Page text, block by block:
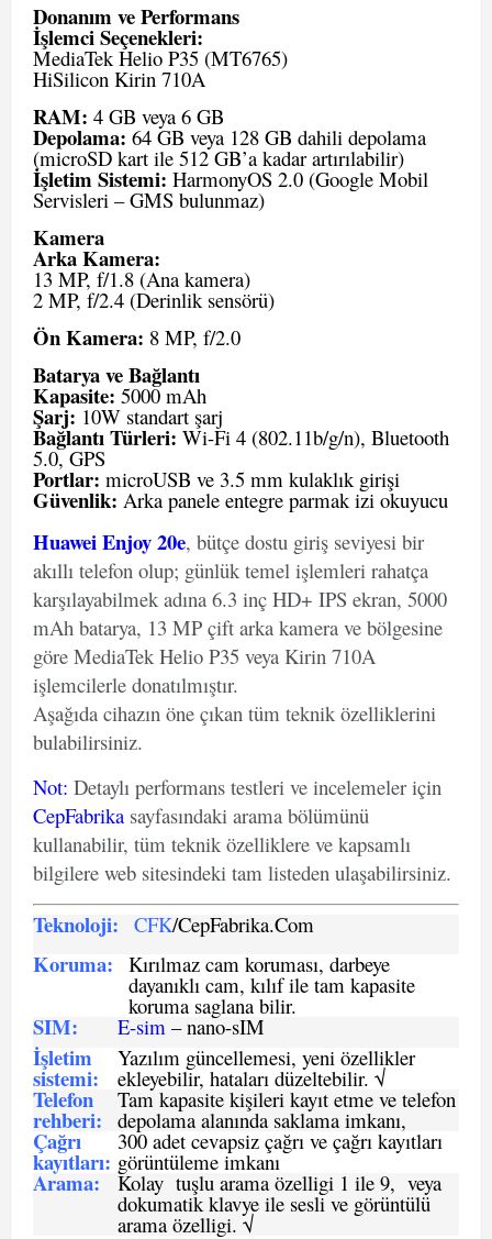
Donanım ve Performans
İşlemci Seçenekleri:
MediaTek Helio P35 (MT6765)
HiSilicon Kirin 710A
RAM: 4 GB veya 6 GB
Depolama: 64 GB veya 128 GB dahili depolama
(microSD kart ile 512 GB’a kadar artırılabilir)
İşletim Sistemi: HarmonyOS 2.0 (Google Mobil
Servisleri – GMS bulunmaz)
Kamera
Arka Kamera:
13 MP, f/1.8 (Ana kamera)
2 MP, f/2.4 (Derinlik sensörü)
Ön Kamera: 8 MP, f/2.0
Batarya ve Bağlantı
Kapasite: 5000 mAh
Şarj: 10W standart şarj
Bağlantı Türleri: Wi-Fi 4 (802.11b/g/n), Bluetooth
5.0, GPS
Portlar: microUSB ve 3.5 mm kulaklık girişi
Güvenlik: Arka panele entegre parmak izi okuyucu
Huawei Enjoy 20e, bütçe dostu giriş seviyesi bir
akıllı telefon olup; günlük temel işlemleri rahatça
karşılayabilmek adına 6.3 inç HD+ IPS ekran, 5000
mAh batarya, 13 MP çift arka kamera ve bölgesine
göre MediaTek Helio P35 veya Kirin 710A
işlemcilerle donatılmıştır.
Aşağıda cihazın öne çıkan tüm teknik özelliklerini
bulabilirsiniz.
Not: Detaylı performans testleri ve incelemeler için
CepFabrika sayfasındaki arama bölümünü
kullanabilir, tüm teknik özelliklere ve kapsamlı
bilgilere web sitesindeki tam listeden ulaşabilirsiniz.
Teknoloji: CFK/CepFabrika.Com
Koruma: Kırılmaz cam koruması, darbeye
dayanıklı cam, kılıf ile tam kapasite
koruma saglana bilir.
SIM: E-sim – nano-sIM
İşletim
sistemi:
Yazılım güncellemesi, yeni özellikler
ekleyebilir, hataları düzeltebilir. √
Telefon
rehberi:
Tam kapasite kişileri kayıt etme ve telefon
depolama alanında saklama imkanı,
Çağrı
kayıtları:
300 adet cevapsiz çağrı ve çağrı kayıtları
görüntüleme imkanı
Arama: Kolay tuşlu arama özelligi 1 ile 9, veya
dokumatik klavye ile sesli ve görüntülü
arama özelligi. √